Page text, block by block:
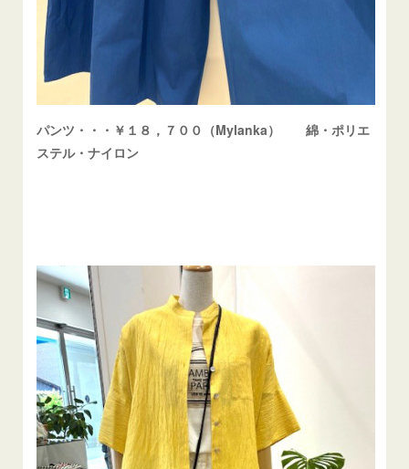
パンツ・・・￥１８，７００（Mylanka） 綿・ポリエ
ステル・ナイロン